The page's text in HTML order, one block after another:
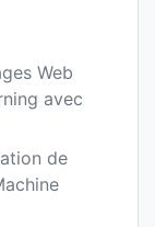
Web
avec
de